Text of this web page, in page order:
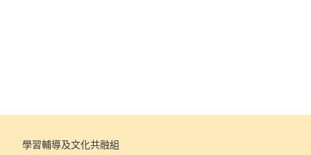
學習輔導及文化共融組